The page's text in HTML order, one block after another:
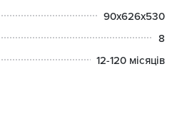
90x626x530
8
12-120 місяців